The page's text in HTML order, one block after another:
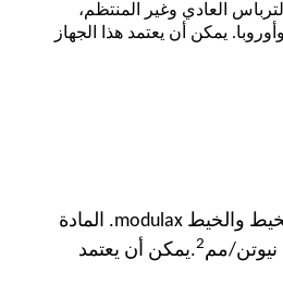
العادي وغير المنتظم،
يمكن أن يعتمد هذا الجهاز
الخيط والخيط modulax. المادة
2.يمكن أن يعتمد